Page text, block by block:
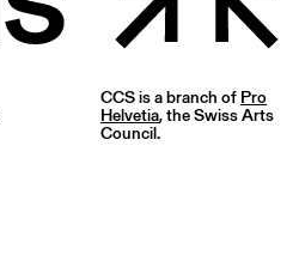
CCS is a branch of Pro
Helvetia, the Swiss Arts
Council.